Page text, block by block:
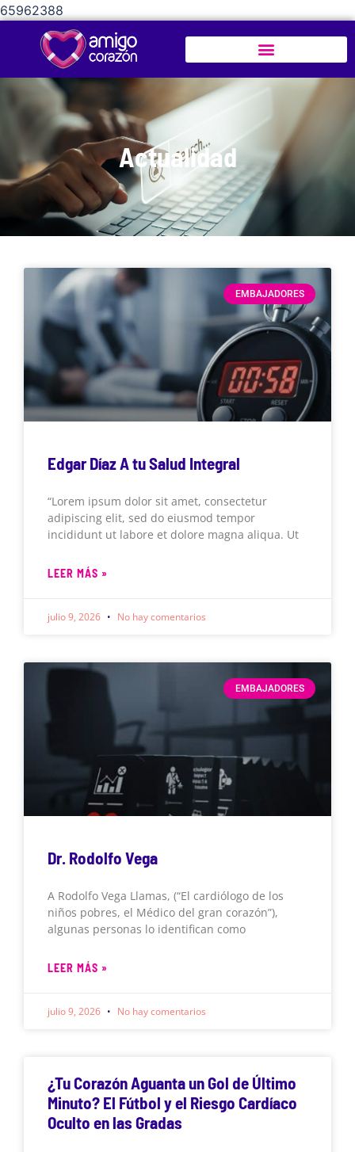
65962388
Actualidad
EMBAJADORES
Edgar Díaz A tu Salud Integral
“Lorem ipsum dolor sit amet, consectetur
adipiscing elit, sed do eiusmod tempor
incididunt ut labore et dolore magna aliqua. Ut
LEER MÁS »
julio 9, 2026 No hay comentarios
EMBAJADORES
Dr. Rodolfo Vega
A Rodolfo Vega Llamas, (“El cardiólogo de los
niños pobres, el Médico del gran corazón”),
algunas personas lo identifican como
LEER MÁS »
julio 9, 2026 No hay comentarios
¿Tu Corazón Aguanta un Gol de Último
Minuto? El Fútbol y el Riesgo Cardíaco
Oculto en las Gradas